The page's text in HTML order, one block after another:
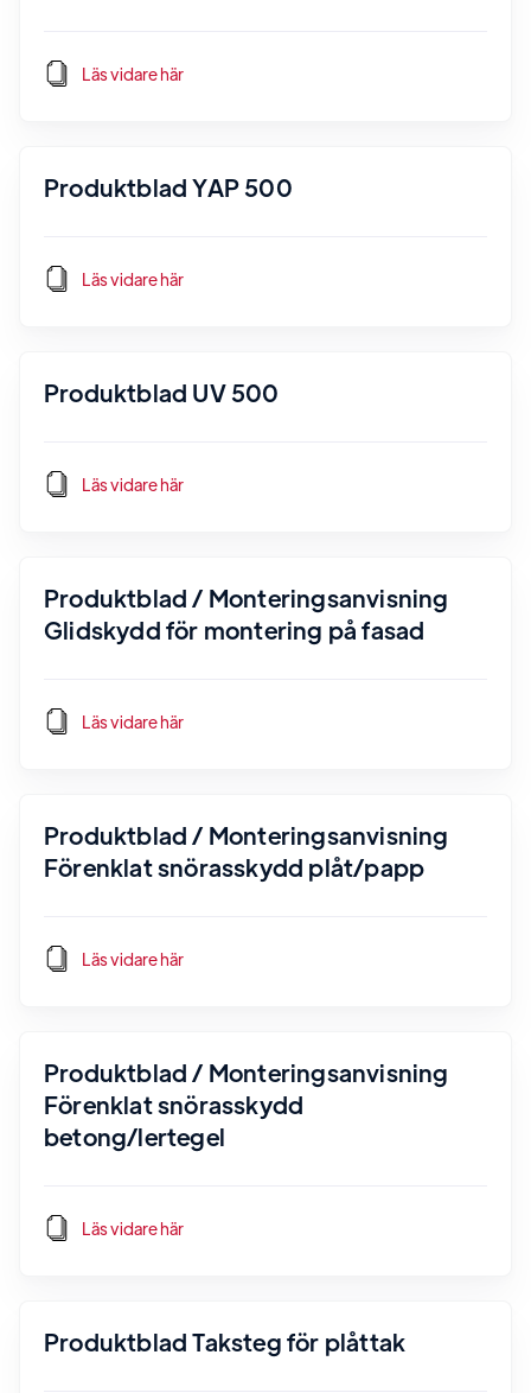
Läs vidare här
Produktblad YAP 500
Läs vidare här
Produktblad UV 500
Läs vidare här
Produktblad / Monteringsanvisning
Glidskydd för montering på fasad
Läs vidare här
Produktblad / Monteringsanvisning
Förenklat snörasskydd plåt/papp
Läs vidare här
Produktblad / Monteringsanvisning
Förenklat snörasskydd
betong/lertegel
Läs vidare här
Produktblad Taksteg för plåttak